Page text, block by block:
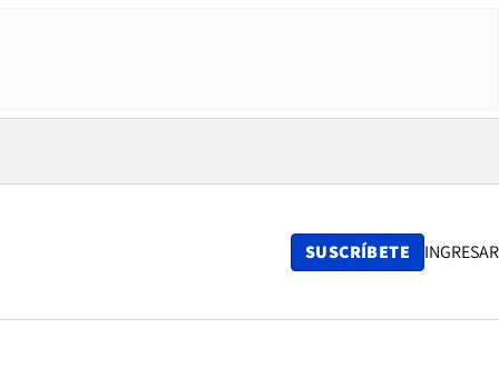
SUSCRÍBETE INGRESAR